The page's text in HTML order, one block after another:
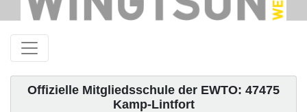
Offizielle Mitgliedsschule der EWTO: 47475
Kamp-Lintfort